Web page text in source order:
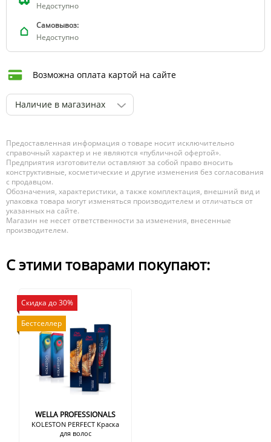
Недоступно
Самовывоз:
Недоступно
Возможна оплата картой на сайте
Наличие в магазинах
Предоставленная информация о товаре носит исключительно
справочный характер и не являются «публичной офертой».
Предприятия изготовители оставляют за собой право вносить
конструктивные, косметические и другие изменения без согласования
с продавцом.
Обозначения, характеристики, а также комплектация, внешний вид и
упаковка товара могут изменяться производителем и отличаться от
указанных на сайте.
Магазин не несет ответственности за изменения, внесенные
производителем.
С этими товарами покупают:
Скидка до 30%
Бестселлер
WELLA PROFESSIONALS
KOLESTON PERFECT Краска
для волос